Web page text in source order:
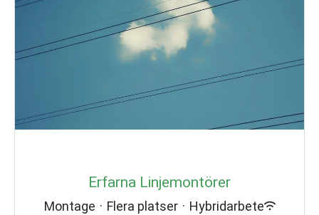
Erfarna Linjemontörer
Montage · Flera platser · Hybridarbete